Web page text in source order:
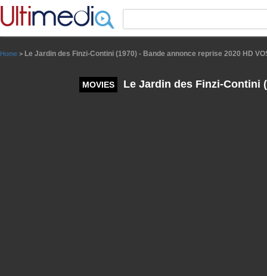
Home > Le Jardin des Finzi-Contini (1970) - Bande annonce reprise 2020 HD
MOVIES Le Jardin des Finzi-Contini
Panneau de gestion des cookies